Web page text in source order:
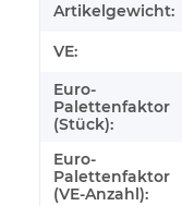
Artikelgewicht:
VE:
Euro-
Palettenfaktor
(Stück):
Euro-
Palettenfaktor
(VE-Anzahl):